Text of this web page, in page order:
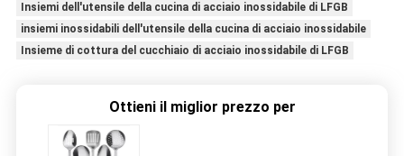
Insiemi dell'utensile della cucina di acciaio inossidabile di LFGB
insiemi inossidabili dell'utensile della cucina di acciaio inossidabile
Insieme di cottura del cucchiaio di acciaio inossidabile di LFGB
Ottieni il miglior prezzo per